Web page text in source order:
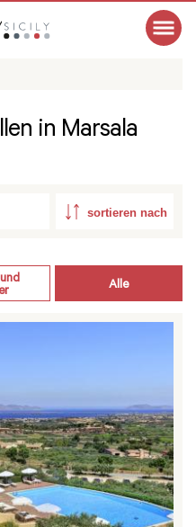
in Marsala
Alle